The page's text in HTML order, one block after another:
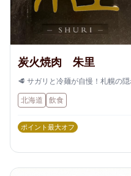
炭火焼肉 朱里
🥩 サガリと冷麺が自慢！札幌の隠
北海道 飲食
ポイント最大オフ